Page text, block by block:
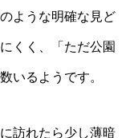
ような明確な見ど
くく、「ただ公園
いるようです。
訪れたら少し薄暗